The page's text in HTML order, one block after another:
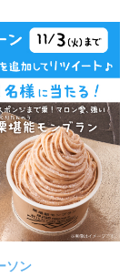
ソン